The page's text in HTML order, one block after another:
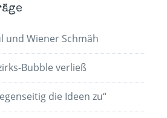
und Wiener Schmäh
Bubble verließ
die Ideen zu“